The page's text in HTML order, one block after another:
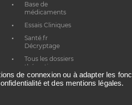
Base de
médicaments
Essais Cliniques
Santé.fr
Décryptage
Tous les dossiers
thématiques
de connexion ou à adapter les
et des mentions légales.